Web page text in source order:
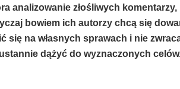
analizowanie złośliwych
bowiem ich autorzy chcą się
się na własnych sprawach i nie
dążyć do wyznaczonych